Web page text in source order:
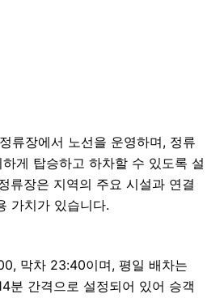
류장에서 노선을 운영하며, 정류
게 탑승하고 하차할 수 있도록 설
류장은 지역의 주요 시설과 연결
가치가 있습니다.
막차 23:40이며, 평일 배차는
분 간격으로 설정되어 있어 승객